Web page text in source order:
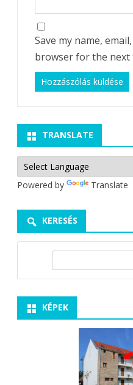
Save my name,
browser for the next
TRANSLATE
Powered by Translate
KERESÉS
KÉPEK